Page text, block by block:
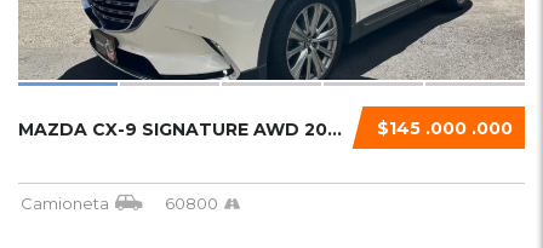
$145 .000 .000
MAZDA CX-9 SIGNATURE AWD 2023 TURBO...
Camioneta 60800